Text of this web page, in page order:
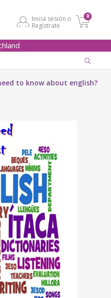
Inicia sesión o
Regístrate
0
to know about english?